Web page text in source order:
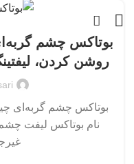
بوتاکس چشم
روشن کردن،
بوتاکس چشم گربه‌ای
نام بوتاکس لیفت